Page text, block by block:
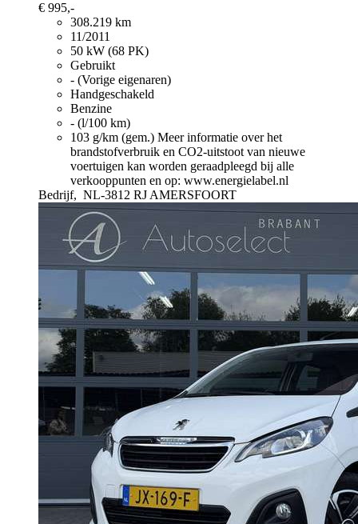
€ 995,-
308.219 km
11/2011
50 kW (68 PK)
Gebruikt
- (Vorige eigenaren)
Handgeschakeld
Benzine
- (l/100 km)
103 g/km (gem.) Meer informatie over het
brandstofverbruik en CO2-uitstoot van nieuwe
voertuigen kan worden geraadpleegd bij alle
verkooppunten en op: www.energielabel.nl
Bedrijf, NL-3812 RJ AMERSFOORT